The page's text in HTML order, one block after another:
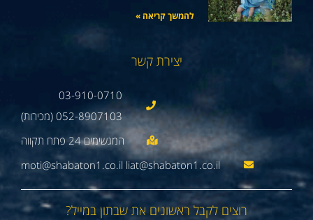
להמשך קריאה »
יצירת קשר
03-910-0710
052-8907103 (מכירות)
moti@shabaton1.co.il liat@shabaton1.co.il
רוצים לקבל ראשונים את שבתון במייל?